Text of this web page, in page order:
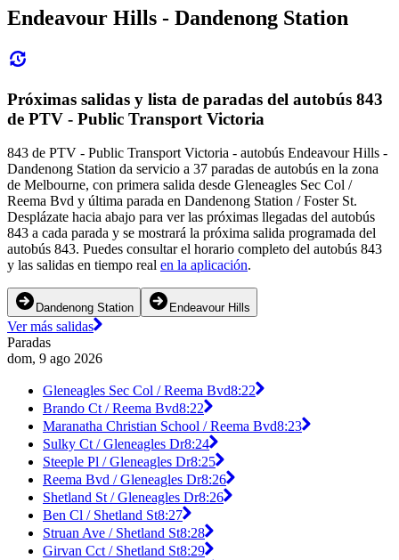
Endeavour Hills - Dandenong Station
Próximas salidas y lista de paradas del autobús 843
de PTV - Public Transport Victoria
843 de PTV - Public Transport Victoria - autobús Endeavour Hills -
Dandenong Station da servicio a 37 paradas de autobús en la zona
de Melbourne, con primera salida desde Gleneagles Sec Col /
Reema Bvd y última parada en Dandenong Station / Foster St.
Desplázate hacia abajo para ver las próximas llegadas del autobús
843 a cada parada y se mostrará la próxima salida programada del
autobús 843. Puedes consultar el horario completo del autobús 843
y las salidas en tiempo real en la aplicación.
Dandenong Station Endeavour Hills
Ver más salidas
Paradas
dom, 9 ago 2026
Gleneagles Sec Col / Reema Bvd8:22
Brando Ct / Reema Bvd8:22
Maranatha Christian School / Reema Bvd8:23
Sulky Ct / Gleneagles Dr8:24
Steeple Pl / Gleneagles Dr8:25
Reema Bvd / Gleneagles Dr8:26
Shetland St / Gleneagles Dr8:26
Ben Cl / Shetland St8:27
Struan Ave / Shetland St8:28
Girvan Cct / Shetland St8:29